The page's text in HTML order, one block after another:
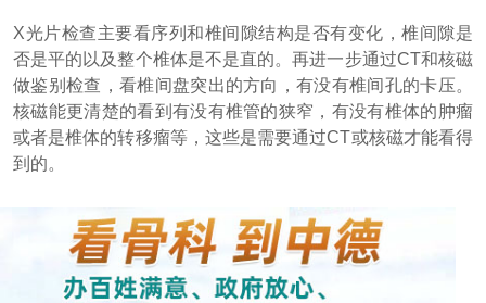
X光片检查主要看序列和椎间隙结构是否有变化，椎间隙是
否是平的以及整个椎体是不是直的。再进一步通过CT和核磁
做鉴别检查，看椎间盘突出的方向，有没有椎间孔的卡压。
核磁能更清楚的看到有没有椎管的狭窄，有没有椎体的肿瘤
或者是椎体的转移瘤等，这些是需要通过CT或核磁才能看得
到的。